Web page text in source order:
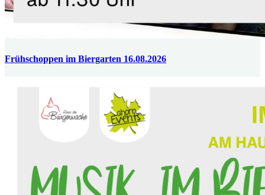
Frühschoppen im Biergarten 16.08.2026